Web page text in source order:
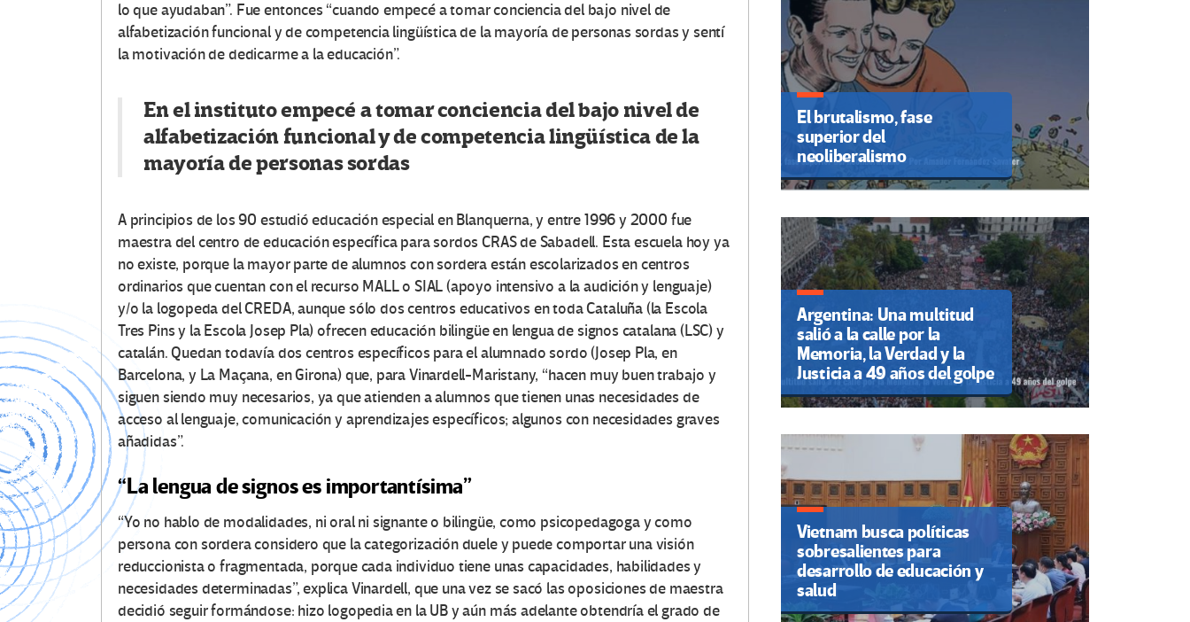
lo que ayudaban”. Fue entonces “cuando empecé a tomar conciencia del bajo nivel de
alfabetización funcional y de competencia lingüística de la mayoría de personas sordas y sentí
la motivación de dedicarme a la educación”.
En el instituto empecé a tomar conciencia del bajo nivel de
alfabetización funcional y de competencia lingüística de la
mayoría de personas sordas
A principios de los 90 estudió educación especial en Blanquerna, y entre 1996 y 2000 fue
maestra del centro de educación específica para sordos CRAS de Sabadell. Esta escuela hoy ya
no existe, porque la mayor parte de alumnos con sordera están escolarizados en centros
ordinarios que cuentan con el recurso MALL o SIAL (apoyo intensivo a la audición y lenguaje)
y/o la logopeda del CREDA, aunque sólo dos centros educativos en toda Cataluña (la Escola
Tres Pins y la Escola Josep Pla) ofrecen educación bilingüe en lengua de signos catalana (LSC) y
catalán. Quedan todavía dos centros específicos para el alumnado sordo (Josep Pla, en
Barcelona, ​​y La Maçana, en Girona) que, para Vinardell-Maristany, “hacen muy buen trabajo y
siguen siendo muy necesarios, ya que atienden a alumnos que tienen unas necesidades de
acceso al lenguaje, comunicación y aprendizajes específicos; algunos con necesidades graves
añadidas”.
“La lengua de signos es importantísima”
“Yo no hablo de modalidades, ni oral ni signante o bilingüe, como psicopedagoga y como
persona con sordera considero que la categorización duele y puede comportar una visión
reduccionista o fragmentada, porque cada individuo tiene unas capacidades, habilidades y
necesidades determinadas”, explica Vinardell, que una vez se sacó las oposiciones de maestra
decidió seguir formándose: hizo logopedia en la UB y aún más adelante obtendría el grado de
El brutalismo, fase
superior del
neoliberalismo
Argentina: Una multitud
salió a la calle por la
Memoria, la Verdad y la
Justicia a 49 años del golpe
Vietnam busca políticas
sobresalientes para
desarrollo de educación y
salud